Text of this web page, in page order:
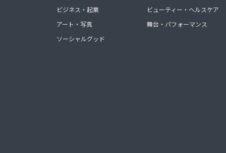
ビジネス・起業
アート・写真
ソーシャルグッド
ビューティー・ヘルスケア
舞台・パフォーマンス